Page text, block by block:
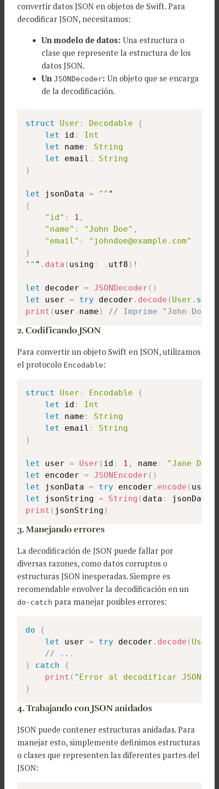
convertir datos JSON en objetos de Swift. Para
decodificar JSON, necesitamos:
Un modelo de datos: Una estructura o
clase que represente la estructura de los
datos JSON.
Un JSONDecoder: Un objeto que se encarga
de la decodificación.
struct User : Decodable
{
let id :
Int
let name :
String
let email :
String
}
let jsonData = ""
{
"id" : 1 ,
"name" : "John Doe" ,
"email" :
"johndoe@example.com"
}
"" " . data ( using : . utf8 ) !
let decoder = JSONDecoder ( )
let user = try decoder . decode ( User . self
print ( user . name ) // Imprime "John Doe"
2. Codificando JSON
Para convertir un objeto Swift en JSON, utilizamos
el protocolo Encodable:
struct User : Encodable
{
let id :
Int
let name :
String
let email :
String
}
let user = User ( id : 1 , name : "Jane Doe"
let encoder = JSONEncoder ( )
let jsonData = try encoder . encode ( user
let jsonString = String ( data : jsonData
print ( jsonString )
3. Manejando errores
La decodificación de JSON puede fallar por
diversas razones, como datos corruptos o
estructuras JSON inesperadas. Siempre es
recomendable envolver la decodificación en un
do-catch para manejar posibles errores:
do
{
let user = try decoder . decode ( User
// ...
}
catch
{
print ( "Error al decodificar JSON:
}
4. Trabajando con JSON anidados
JSON puede contener estructuras anidadas. Para
manejar esto, simplemente definimos estructuras
o clases que representen las diferentes partes del
JSON: